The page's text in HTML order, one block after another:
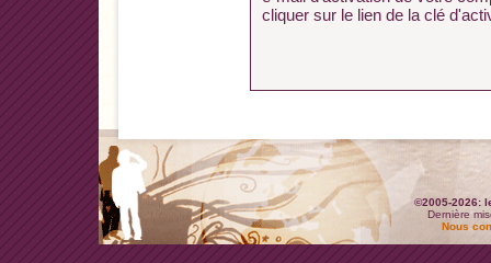
cliquer sur le lien de la clé
©2005-2026:
Dernière
Nous